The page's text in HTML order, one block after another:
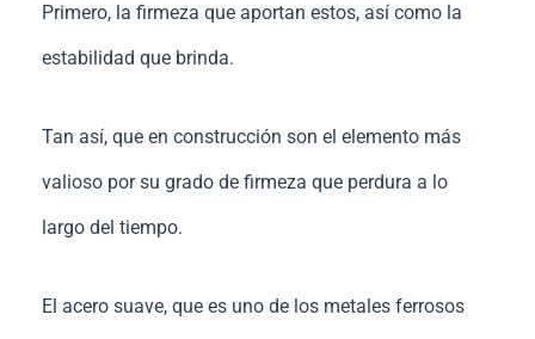
Primero, la firmeza que aportan estos, así como la
estabilidad que brinda.
Tan así, que en construcción son el elemento más
valioso por su grado de firmeza que perdura a lo
largo del tiempo.
El acero suave, que es uno de los metales ferrosos